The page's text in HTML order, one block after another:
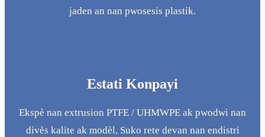
jaden an nan pwosesis plastik.
Estati Konpayi
Ekspè nan extrusion PTFE / UHMWPE ak pwodwi nan
divès kalite ak modèl, Suko rete devan nan endistri